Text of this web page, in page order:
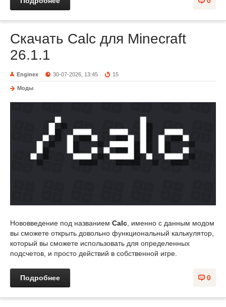
Скачать Calc для Minecraft
26.1.1
Enginex 30-07-2026, 13:45 15
Моды
Нововведение под названием Calc , именно с данным модом
вы сможете открыть довольно функциональный калькулятор,
который вы сможете использовать для определенных
подсчетов, и просто действий в собственной игре.
0
Подробнее